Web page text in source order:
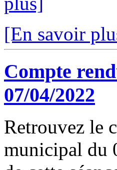
[En savoir
Compte
07/04/2022
Retrouvez le
municipal du